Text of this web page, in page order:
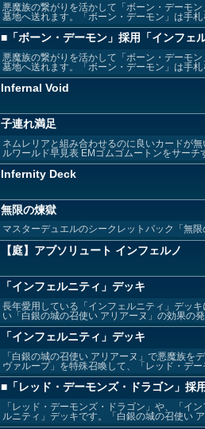
悪魔族の繋がりを活かして「ボーン・デーモ
墓地へ送れます。「ボーン・デーモン」は手札
■「ボーン・デーモン」採用「インフェ
悪魔族の繋がりを活かして「ボーン・デーモ
墓地へ送れます。「ボーン・デーモン」は手札
Infernal Void
子連れ満足
ネムレリアと組み合わせるのに良いカード
ルワールド早見表 EMゴムゴムートンをサーチ
Infernity Deck
無限の煉獄
マスターデュエルのシークレットパック「無
【庭】アブソリュート インフェルノ
「インフェルニティ」デッキ
長年愛用している「インフェルニティ」デッ
い「白銀の城の召使い アリアーヌ」の効果の発
「インフェルニティ」デッキ
「白銀の城の召使い アリアーヌ」で悪魔族
ヴァループ」を特殊召喚して、「レッド・デー
■「レッド・デーモンズ・ドラゴン」採
「レッド・デーモンズ・ドラゴン」や、「イ
ルニティ」デッキです。「白銀の城の召使い ア